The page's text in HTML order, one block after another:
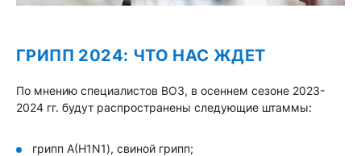
ГРИПП 2024: ЧТО НАС ЖДЕТ
По мнению специалистов ВОЗ, в осеннем сезоне 2023-
2024 гг. будут распространены следующие штаммы:
грипп А(H1N1), свиной грипп;